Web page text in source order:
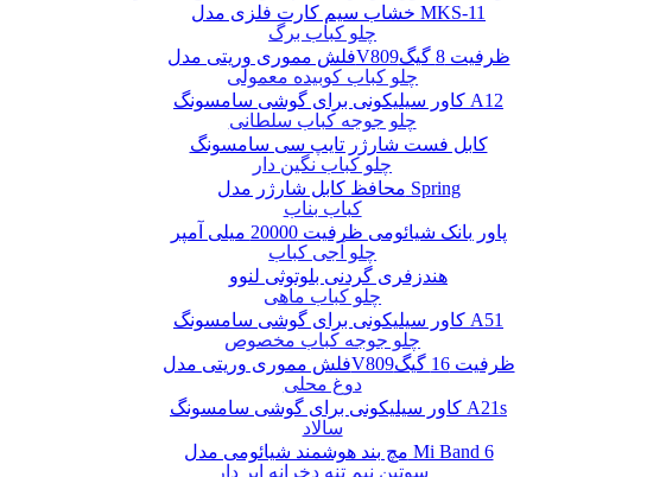
چلو کباب برگ
چلو کباب کوبیده معمولی
چلو جوجه کباب سلطانی
چلو کباب نگین دار
کباب بناب
چلو آجی کباب
چلو کباب ماهی
چلو جوجه کباب مخصوص
دوغ محلی
سالاد
سوتین نیم تنه دخرانه ابر دار
خشاب سیم کارت فلزی مدل MKS-11
فلش مموری وریتی مدلV809ظرفیت 8 گیگ
کاور سیلیکونی برای گوشی سامسونگ A12
کابل فست شارژر تایپ سی سامسونگ
محافظ کابل شارژر مدل Spring
پاور بانک شیائومی ظرفیت 20000 میلی آمپر
هندزفری گردنی بلوتوثی لنوو
کاور سیلیکونی برای گوشی سامسونگ A51
فلش مموری وریتی مدلV809ظرفیت 16 گیگ
کاور سیلیکونی برای گوشی سامسونگ A21s
مچ بند هوشمند شیائومی مدل Mi Band 6